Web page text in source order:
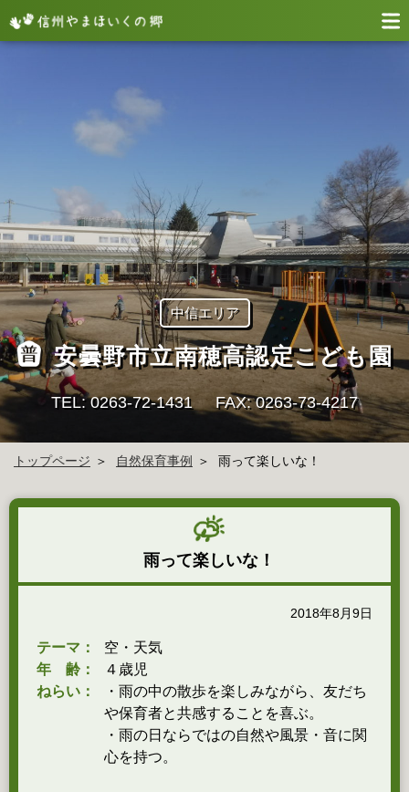
中信エリア
安曇野市立南穂高認定こども園
TEL: 0263-72-1431 FAX: 0263-73-4217
トップページ 自然保育事例 雨って楽しいな！
雨って楽しいな！
2018年8月9日
テーマ：
空・天気
年 齢：
４歳児
ねらい：
・雨の中の散歩を楽しみながら、友だち
や保育者と共感することを喜ぶ。
・雨の日ならではの自然や風景・音に関
心を持つ。